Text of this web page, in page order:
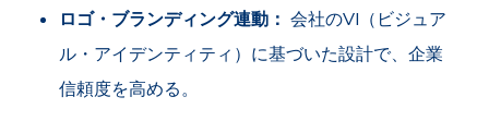
ロゴ・ブランディング連動： 会社のVI（ビジュア
ル・アイデンティティ）に基づいた設計で、企業
信頼度を高める。